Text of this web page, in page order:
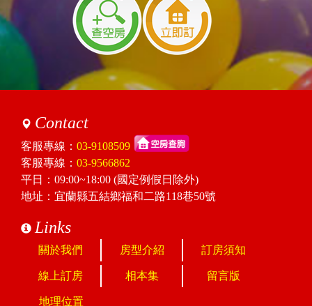
Contact
客服專線： 03-9108509
客服專線： 03-9566862
平日：09:00~18:00 (國定例假日除外)
地址：宜蘭縣五結鄉福和二路118巷50號
Links
關於我們 房型介紹 訂房須知
線上訂房 相本集 留言版
地理位置